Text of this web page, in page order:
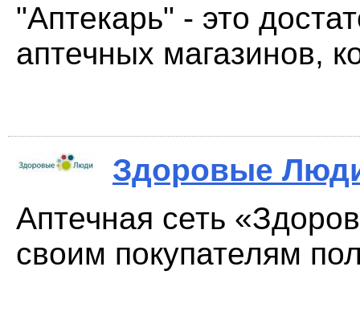
"Аптекарь" - это
аптечных магазинов,
Здоровые
Аптечная сеть
своим покупателям